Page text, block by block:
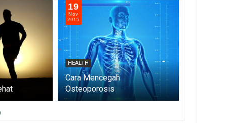
19
Nov
2015
HEALTH
Cara Mencegah
Osteoporosis